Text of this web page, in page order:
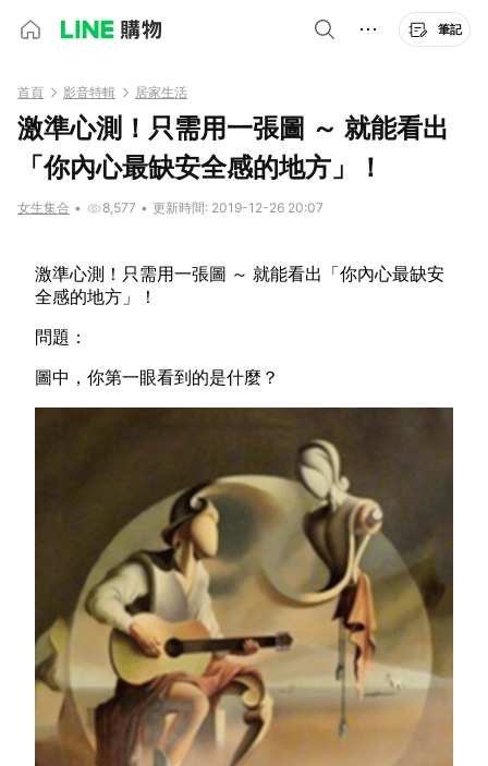
筆記
首頁 影音特輯 居家生活
激準心測！只需用一張圖 ～ 就能看出
「你內心最缺安全感的地方」！
女生集合 • 8,577 • 更新時間: 2019-12-26 20:07
激準心測！只需用一張圖 ～ 就能看出「你內心最缺安
全感的地方」！
問題：
圖中，你第一眼看到的是什麼？